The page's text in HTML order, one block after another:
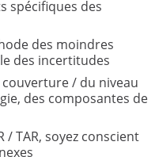
spécifiques des
des moindres
des incertitudes
/ du niveau
des composantes de
TAR, soyez conscient